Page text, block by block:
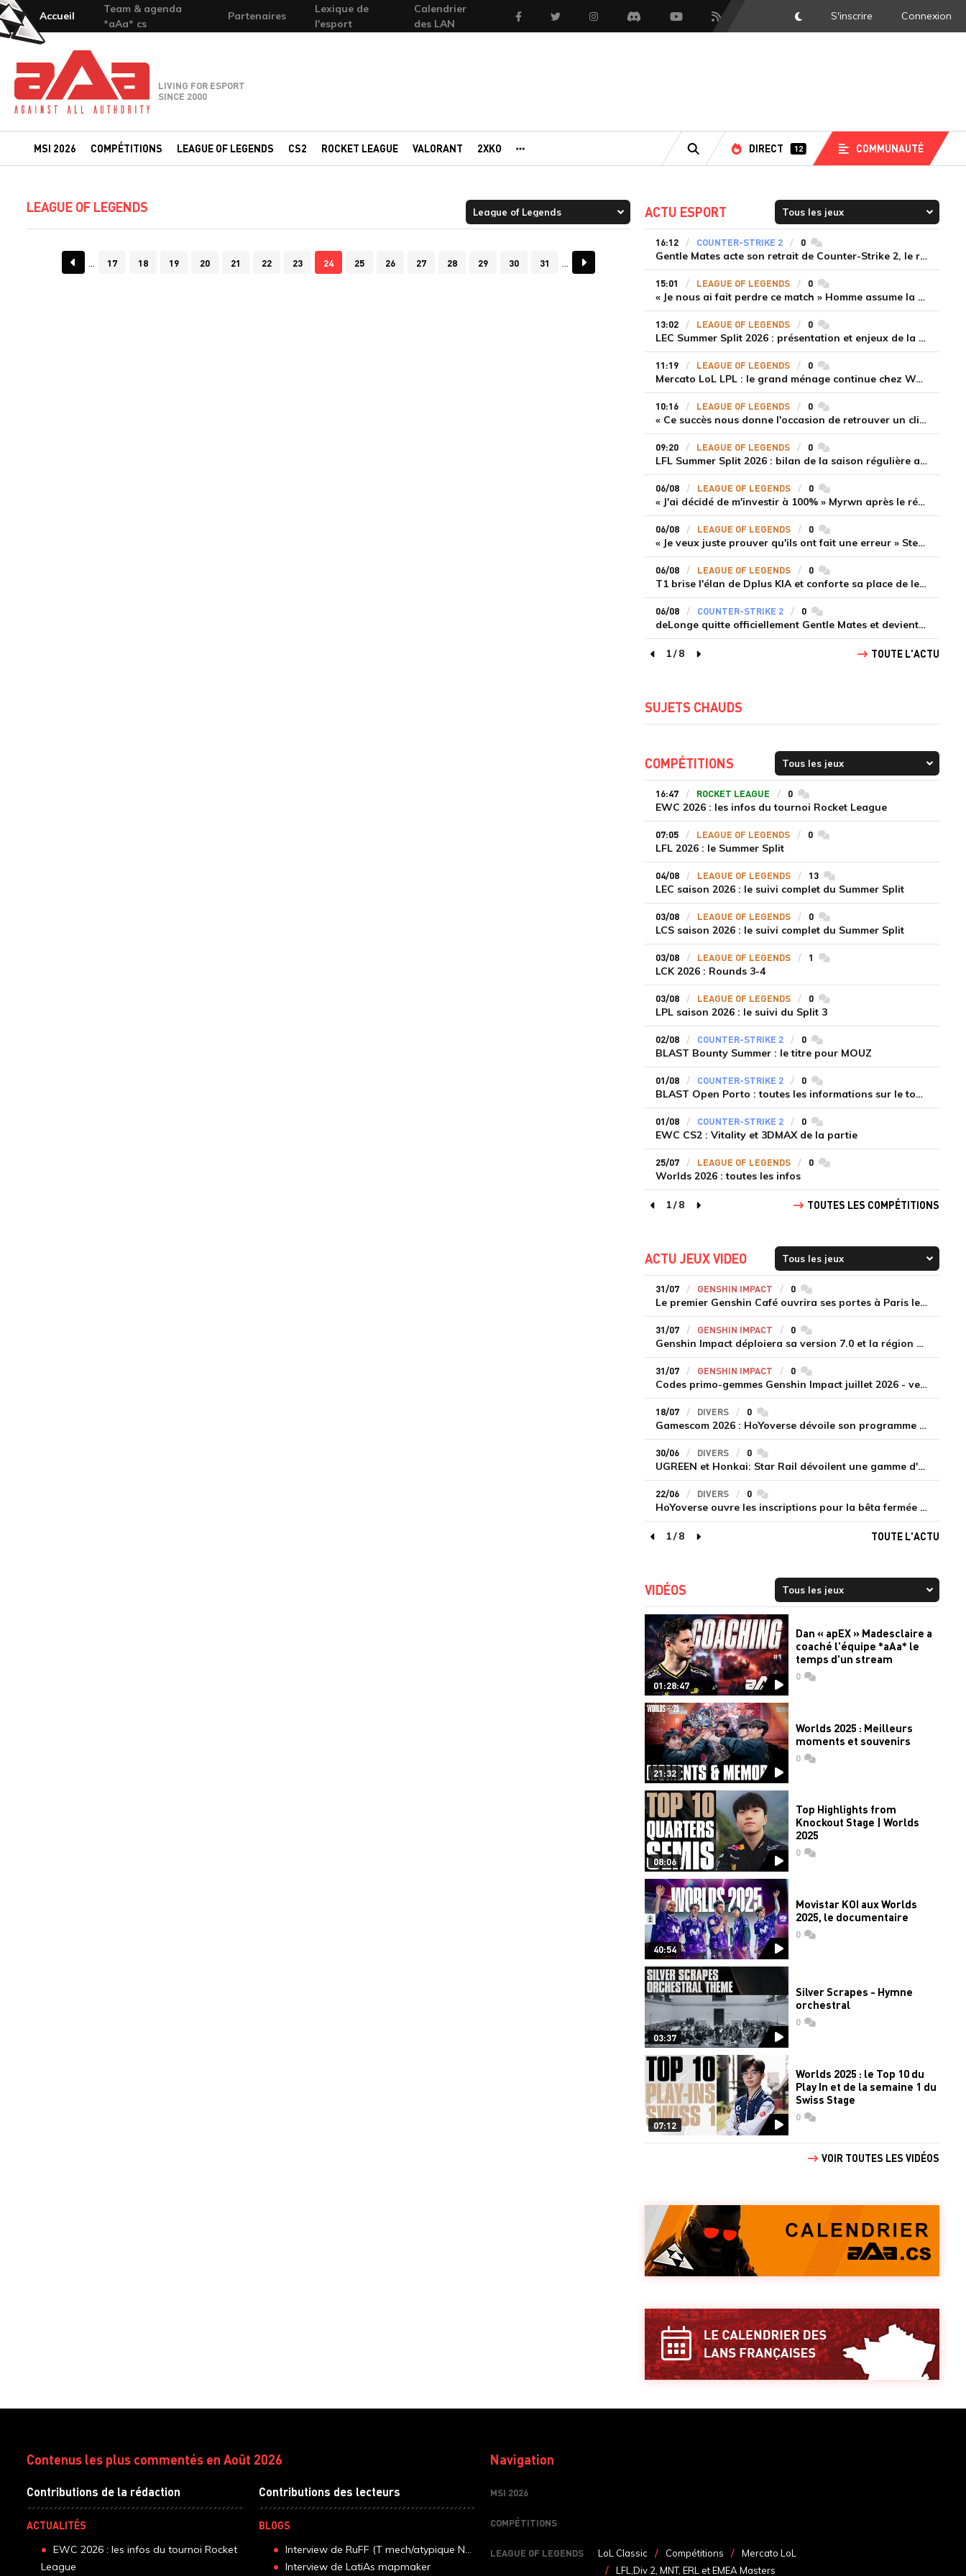
Accueil
Team & agenda
*aAa* cs
Partenaires
Lexique de
l'esport
Calendrier
des LAN
FacebookTwitter InstagramDiscord YoutubeFlux RSS DarkMode
S'inscrire Connexion
Team-aAa - against All authority
LIVING FOR ESPORT
SINCE 2000
MSI 2026 COMPÉTITIONS LEAGUE OF LEGENDS CS2 ROCKET LEAGUE VALORANT 2XKO
RECHERCHE
DIRECT 12 COMMUNAUTÉ
LEAGUE OF LEGENDS
17 18 19 20 21 22 23 24 25 26 27 28 29 30 31
ACTU ESPORT
16:12 COUNTER-STRIKE 2 0commentaires
Gentle Mates acte son retrait de Counter-Strike 2, le roster ibérique libéré
15:01 LEAGUE OF LEGENDS 0commentaires
« Je nous ai fait perdre ce match » Homme assume la responsabilité de la défaite de HLE face à Gen.G
13:02 LEAGUE OF LEGENDS 0commentaires
LEC Summer Split 2026 : présentation et enjeux de la troisième semaine de compétition
11:19 LEAGUE OF LEGENDS 0commentaires
Mercato LoL LPL : le grand ménage continue chez Weibo Gaming, Jiejie quitte le navire au profit de Xiaohao
10:16 LEAGUE OF LEGENDS 0commentaires
« Ce succès nous donne l'occasion de retrouver un climat beaucoup plus positif » Ryu et Canyon soulagés après la victoire de Gen.G sur HLE
09:20 LEAGUE OF LEGENDS 0commentaires
LFL Summer Split 2026 : bilan de la saison régulière avec Solary en tête
06/08 LEAGUE OF LEGENDS 0commentaires
« J'ai décidé de m'investir à 100% » Myrwn après le réveil de Movistar KOI face à Fnatic
06/08 LEAGUE OF LEGENDS 0commentaires
« Je veux juste prouver qu'ils ont fait une erreur » Stend se confie sur son mercato chaotique et ses ambitions avec Shifters
06/08 LEAGUE OF LEGENDS 0commentaires
T1 brise l'élan de Dplus KIA et conforte sa place de leader en LCK 2026 Rounds 3-4
06/08 COUNTER-STRIKE 2 0commentaires
deLonge quitte officiellement Gentle Mates et devient agent libre
page précédente
1/8
page suivante
TOUTE L'ACTU
SUJETS CHAUDS
COMPÉTITIONS
16:47 ROCKET LEAGUE 0commentaires
EWC 2026 : les infos du tournoi Rocket League
07:05 LEAGUE OF LEGENDS 0commentaires
LFL 2026 : le Summer Split
04/08 LEAGUE OF LEGENDS 13commentaires
LEC saison 2026 : le suivi complet du Summer Split
03/08 LEAGUE OF LEGENDS 0commentaires
LCS saison 2026 : le suivi complet du Summer Split
03/08 LEAGUE OF LEGENDS 1 commentaires
LCK 2026 : Rounds 3-4
03/08 LEAGUE OF LEGENDS 0commentaires
LPL saison 2026 : le suivi du Split 3
02/08 COUNTER-STRIKE 2 0commentaires
BLAST Bounty Summer : le titre pour MOUZ
01/08 COUNTER-STRIKE 2 0commentaires
BLAST Open Porto : toutes les informations sur le tournoi
01/08 COUNTER-STRIKE 2 0commentaires
EWC CS2 : Vitality et 3DMAX de la partie
25/07 LEAGUE OF LEGENDS 0commentaires
Worlds 2026 : toutes les infos
page précédente
1/8
page suivante
TOUTES LES COMPÉTITIONS
ACTU JEUX VIDEO
31/07 GENSHIN IMPACT 0commentaires
Le premier Genshin Café ouvrira ses portes à Paris le 14 août
31/07 GENSHIN IMPACT 0commentaires
Genshin Impact déploiera sa version 7.0 et la région de Snezhnaya le 12 août
31/07 GENSHIN IMPACT 0commentaires
Codes primo-gemmes Genshin Impact juillet 2026 - version 7.0
18/07 DIVERS 0commentaires
Gamescom 2026 : HoYoverse dévoile son programme et présente deux nouveaux jeux inédits
30/06 DIVERS 0commentaires
UGREEN et Honkai: Star Rail dévoilent une gamme d'accessoires de recharge en édition limitée
22/06 DIVERS 0commentaires
HoYoverse ouvre les inscriptions pour la bêta fermée de Honkai : Nexus Anima
page précédente
1/8
page suivante
TOUTE L'ACTU
VIDÉOS
01:28:47
Dan « apEX » Madesclaire a
coaché l'équipe *aAa* le
temps d'un stream
0commentaires
21:32
Worlds 2025 : Meilleurs
moments et souvenirs
0commentaires
08:06
Top Highlights from
Knockout Stage | Worlds
2025
0commentaires
40:54
Movistar KOI aux Worlds
2025, le documentaire
0commentaires
03:37
Silver Scrapes - Hymne
orchestral
0commentaires
07:12
Worlds 2025 : le Top 10 du
Play In et de la semaine 1 du
Swiss Stage
0commentaires
VOIR TOUTES LES VIDÉOS
Contenus les plus commentés en Août 2026
Contributions de la rédaction
ACTUALITÉS
EWC 2026 : les infos du tournoi Rocket
League
Contributions des lecteurs
BLOGS
Interview de RuFF (T mech/atypique N...
Interview de LatiAs mapmaker
Navigation
MSI 2026
COMPÉTITIONS
LEAGUE OF LEGENDS LoL Classic Compétitions
Mercato LoL
LFL,Div 2, MNT, ERL et EMEA Masters